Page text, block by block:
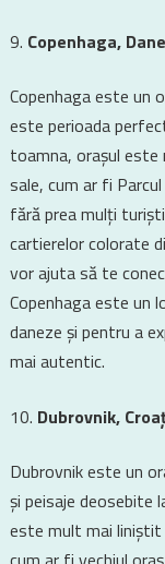
Copenhaga,
Copenhaga este un
este perioada
toamna, orașul
sale, cum ar fi
fără prea mulți
cartierelor colorate
vor ajuta să te
Copenhaga este un
daneze și pentru a
mai autentic.
Dubrovnik,
Dubrovnik este un
și peisaje deosebite
este mult mai liniștit